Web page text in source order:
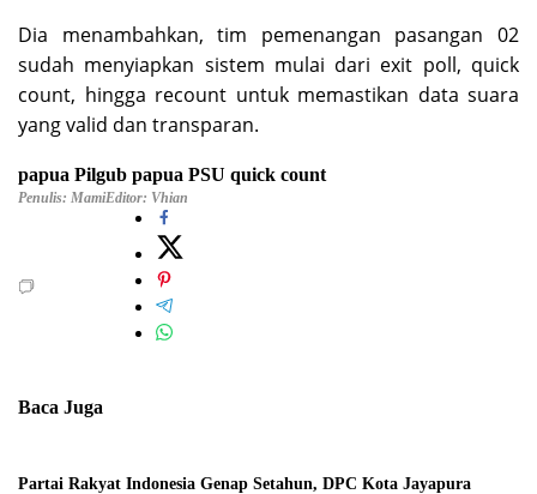
Dia menambahkan, tim pemenangan pasangan 02
sudah menyiapkan sistem mulai dari exit poll, quick
count, hingga recount untuk memastikan data suara
yang valid dan transparan.
papua Pilgub papua PSU quick count
Penulis: MamiEditor: Vhian
Baca Juga
Partai Rakyat Indonesia Genap Setahun, DPC Kota Jayapura